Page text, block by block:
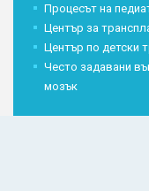
Процесът на
Център за
Център по детски
Често задавани
мозък